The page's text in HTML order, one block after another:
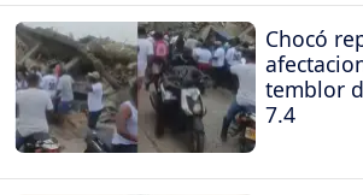
Chocó
temblor
7.4